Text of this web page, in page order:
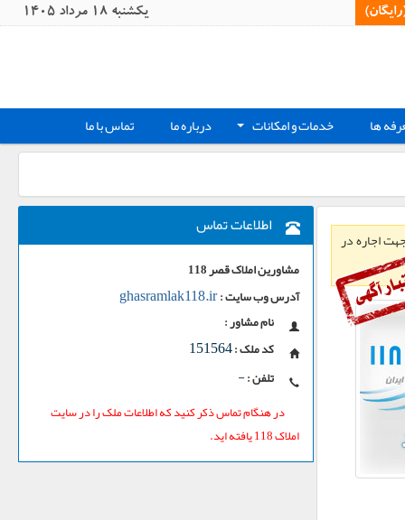
يکشنبه 18 مرداد 1405
ها + خدمات و امکانات درباره ما تماس با ما
- خواهان 3.6 هکتار گلخانه جهت اجاره در
اطلاعات تماس
مشاورین املاک قصر 118
آدرس وب سایت :ghasramlak118.ir
نام مشاور :
کد ملک :151564
تلفن :-
در هنگام تماس ذکر کنید که اطلاعات ملک را در سایت
املاک 118 یافته اید.